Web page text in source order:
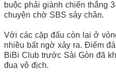
buộc phải giành chiến thắng
chuyện chờ SBS sảy chân.
Với các cặp đấu còn lại ở
nhiều bất ngờ xảy ra. Điểm
BiBi Club trước Sài Gòn đã
đua vô địch.